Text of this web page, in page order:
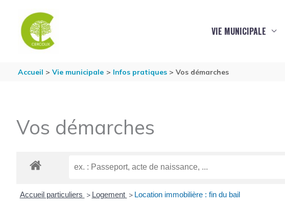
VIE MUNICIPALE
Accueil Vie municipale Infos pratiques Vos démarches
Vos démarches
Accueil particuliers > Logement > Location immobilière : fin du bail